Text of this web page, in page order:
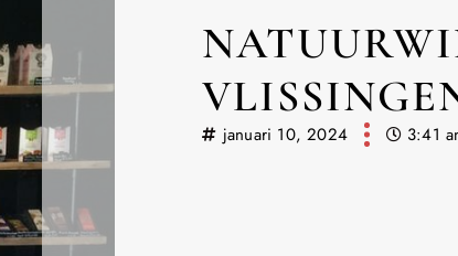
januari 10, 2024 3:41